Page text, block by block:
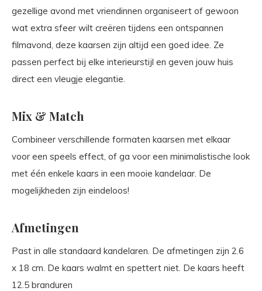
gezellige avond met vriendinnen organiseert of gewoon
wat extra sfeer wilt creëren tijdens een ontspannen
filmavond, deze kaarsen zijn altijd een goed idee. Ze
passen perfect bij elke interieurstijl en geven jouw huis
direct een vleugje elegantie.
Mix & Match
Combineer verschillende formaten kaarsen met elkaar
voor een speels effect, of ga voor een minimalistische look
met één enkele kaars in een mooie kandelaar. De
mogelijkheden zijn eindeloos!
Afmetingen
Past in alle standaard kandelaren. De afmetingen zijn 2.6
x 18 cm. De kaars walmt en spettert niet. De kaars heeft
12.5 branduren